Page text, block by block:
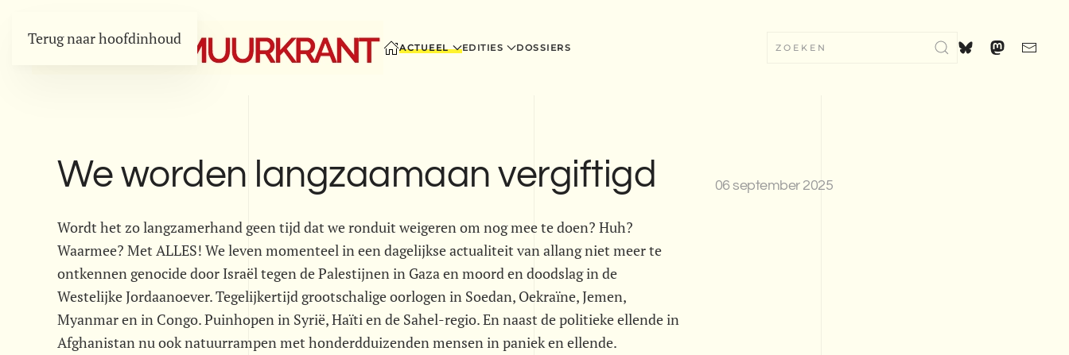
Terug naar hoofdinhoud ACTUEEL EDITIES DOSSIERS
We worden langzaamaan vergiftigd
Wordt het zo langzamerhand geen tijd dat we ronduit weigeren om nog mee te doen? Huh?
Waarmee? Met ALLES! We leven momenteel in een dagelijkse actualiteit van allang niet meer te
ontkennen genocide door Israël tegen de Palestijnen in Gaza en moord en doodslag in de
Westelijke Jordaanoever. Tegelijkertijd grootschalige oorlogen in Soedan, Oekraïne, Jemen,
Myanmar en in Congo. Puinhopen in Syrië, Haïti en de Sahel-regio. En naast de politieke ellende in
Afghanistan nu ook natuurrampen met honderdduizenden mensen in paniek en ellende.
06 september 2025